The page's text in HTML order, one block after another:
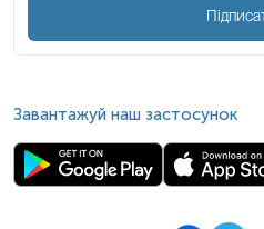
Завантажуй наш застосунок